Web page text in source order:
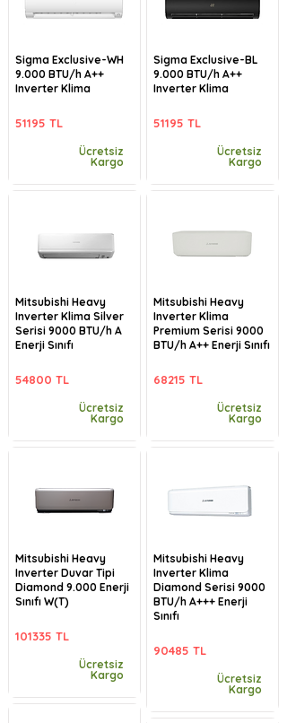
Sigma Exclusive-WH
9.000 BTU/h A++
Inverter Klima
51195 TL
Ücretsiz
Kargo
Mitsubishi Heavy
Inverter Klima Silver
Serisi 9000 BTU/h A
Enerji Sınıfı
54800 TL
Ücretsiz
Kargo
Mitsubishi Heavy
Inverter Duvar Tipi
Diamond 9.000 Enerji
Sınıfı W(T)
101335 TL
Ücretsiz
Kargo
Sigma Exclusive-BL
9.000 BTU/h A++
Inverter Klima
51195 TL
Ücretsiz
Kargo
Mitsubishi Heavy
Inverter Klima
Premium Serisi 9000
BTU/h A++ Enerji Sınıfı
68215 TL
Ücretsiz
Kargo
Mitsubishi Heavy
Inverter Klima
Diamond Serisi 9000
BTU/h A+++ Enerji
Sınıfı
90485 TL
Ücretsiz
Kargo